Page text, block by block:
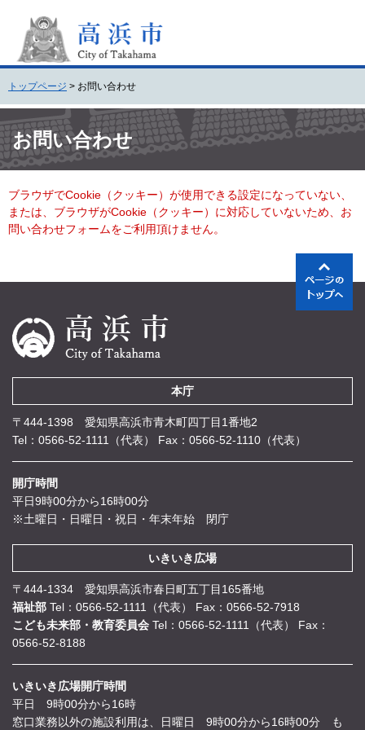
頭
で
す
。
飛
ば
し
て
本
へ
トップページ > お問い合わせ
文 お問い合わせ
ブラウザでCookie（クッキー）が使用できる設定になっていない、
または、ブラウザがCookie（クッキー）に対応していないため、お
問い合わせフォームをご利用頂けません。
本庁
〒444-1398 愛知県高浜市青木町四丁目1番地2
Tel：0566-52-1111（代表）
Fax：0566-52-1110（代表）
開庁時間
平日9時00分から16時00分
※土曜日・日曜日・祝日・年末年始 閉庁
いきいき広場
〒444-1334 愛知県高浜市春日町五丁目165番地
福祉部 Tel：0566-52-1111（代表）
Fax：0566-52-7918
こども未来部・教育委員会 Tel：0566-52-1111（代表）
Fax：
0566-52-8188
いきいき広場開庁時間
平日 9時00分から16時
窓口業務以外の施設利用は、日曜日 9時00分から16時00分 も